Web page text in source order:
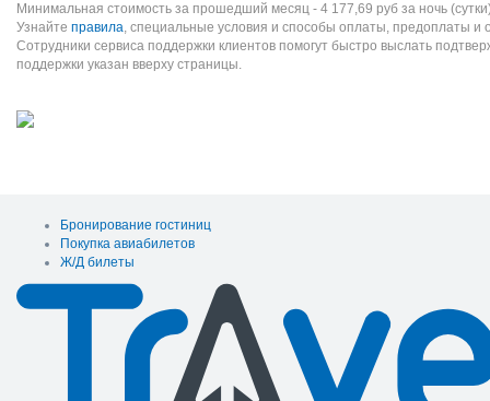
Минимальная стоимость за прошедший месяц - 4 177,69 руб за ночь
Узнайте правила, специальные условия и способы оплаты, предоплаты и
Сотрудники сервиса поддержки клиентов помогут быстро выслать
поддержки указан вверху страницы.
Бронирование гостиниц
Покупка авиабилетов
Ж/Д билеты